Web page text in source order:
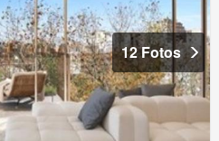
12 Fotos